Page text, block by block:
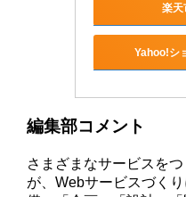
楽天
Yahoo!シ
編集部コメント
さまざまなサービスを
が、Webサービスづく